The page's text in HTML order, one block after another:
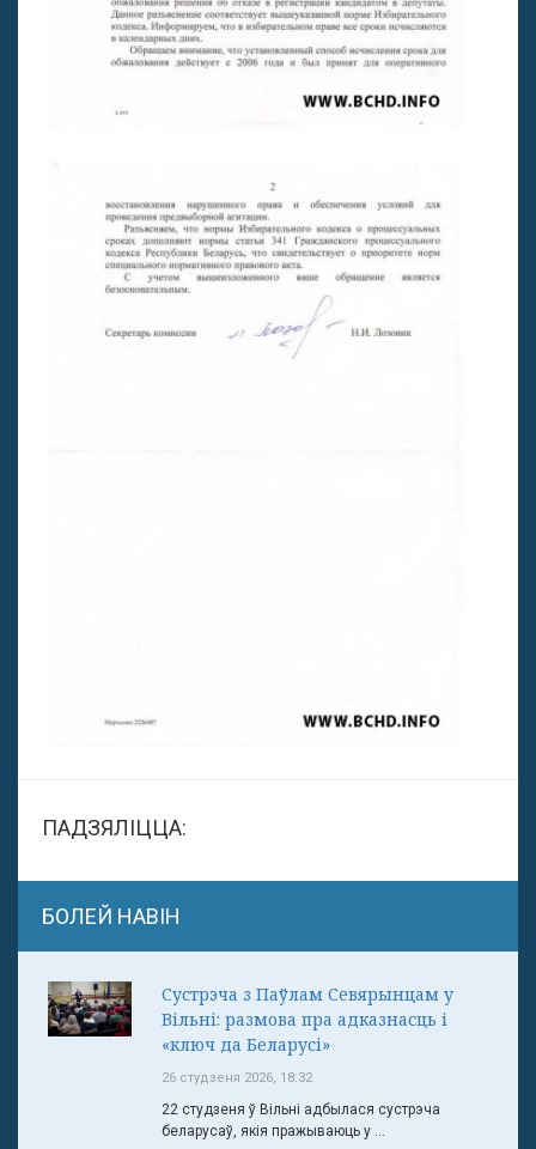
ПАДЗЯЛІЦЦА:
БОЛЕЙ НАВІН
Сустрэча з Паўлам Севярынцам у
Вільні: размова пра адказнасць і
«ключ да Беларусі»
26 студзеня 2026, 18:32
22 студзеня ў Вільні адбылася сустрэча
беларусаў, якія пражываюць у ...